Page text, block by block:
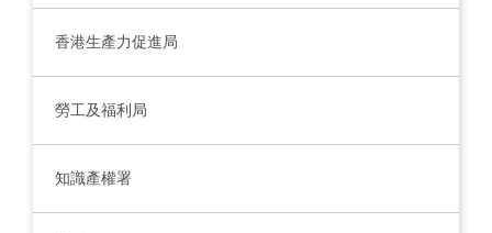
香港生產力促進局
勞工及福利局
知識產權署